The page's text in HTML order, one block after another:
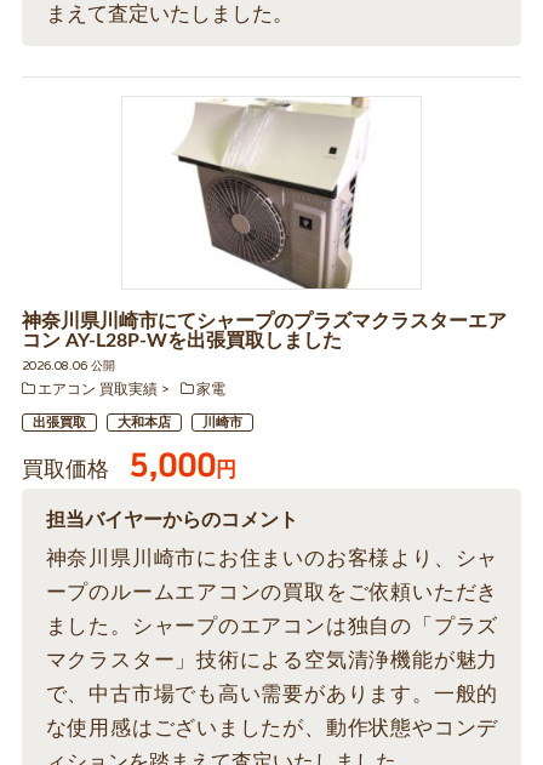
まえて査定いたしました。
神奈川県川崎市にてシャープのプラズマクラスターエア
コン AY-L28P-Wを出張買取しました
2026.08.06 公開
エアコン 買取実績
家電
出張買取 大和本店 川崎市
買取価格 5,000円
担当バイヤーからのコメント
神奈川県川崎市にお住まいのお客様より、シャ
ープのルームエアコンの買取をご依頼いただき
ました。シャープのエアコンは独自の「プラズ
マクラスター」技術による空気清浄機能が魅力
で、中古市場でも高い需要があります。一般的
な使用感はございましたが、動作状態やコンデ